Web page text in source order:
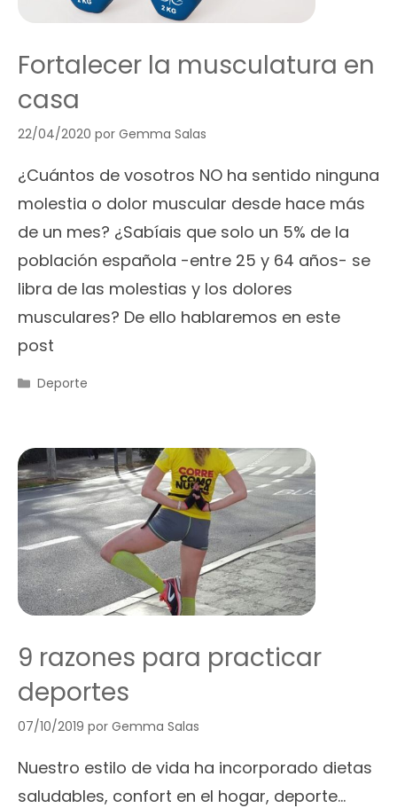
Fortalecer la musculatura en
casa
22/04/2020 por Gemma Salas
¿Cuántos de vosotros NO ha sentido ninguna
molestia o dolor muscular desde hace más
de un mes? ¿Sabíais que solo un 5% de la
población española -entre 25 y 64 años- se
libra de las molestias y los dolores
musculares? De ello hablaremos en este
post
Categorías
Deporte
9 razones para practicar
deportes
07/10/2019 por Gemma Salas
Nuestro estilo de vida ha incorporado dietas
saludables, confort en el hogar, deporte…